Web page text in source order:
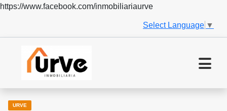
https://www.facebook.com/inmobiliariaurve
Select Language ▼
URVE